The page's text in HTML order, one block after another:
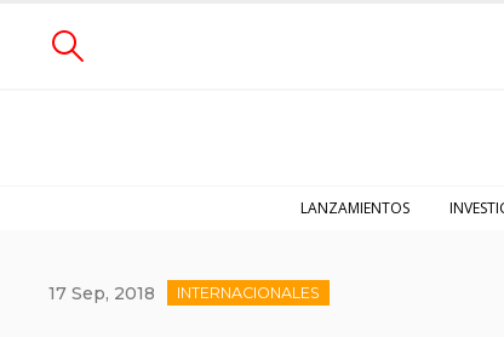
LANZAMIENTOS
17 Sep, 2018 INTERNACIONALES